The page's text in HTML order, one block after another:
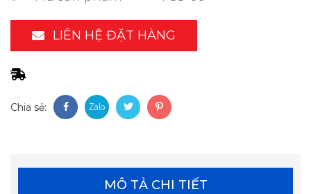
LIÊN HỆ ĐẶT HÀNG
Chia sẻ:
MÔ TẢ CHI TIẾT